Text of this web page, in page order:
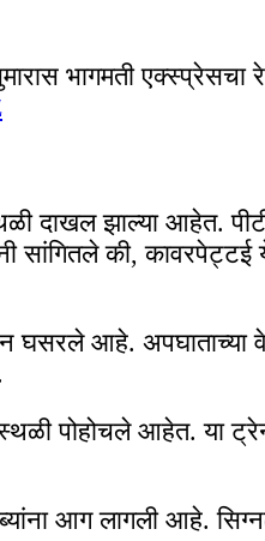
भागमती एक्स्प्रेसचा
दाखल झाल्या आहेत.
सांगितले की, कावरपेट्टई
आहे. अपघाताच्या
पोहोचले आहेत. या
आग लागली आहे.